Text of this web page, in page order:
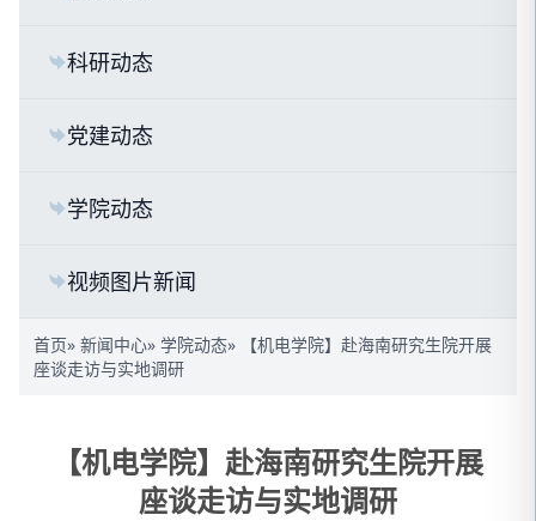
科研动态
党建动态
学院动态
视频图片新闻
首页» 新闻中心» 学院动态» 【机电学院】赴海南研究生院开展
座谈走访与实地调研
【机电学院】赴海南研究生院开展
座谈走访与实地调研